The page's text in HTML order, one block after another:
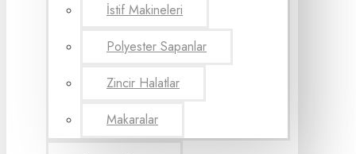
İstif Makineleri
Polyester Sapanlar
Zincir Halatlar
Makaralar